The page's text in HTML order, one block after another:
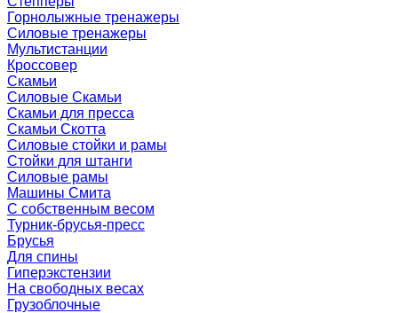
Горнолыжные тренажеры
Силовые тренажеры
Мультистанции
Кроссовер
Скамьи
Силовые Скамьи
Скамьи для пресса
Скамьи Скотта
Силовые стойки и рамы
Стойки для штанги
Силовые рамы
Машины Смита
C собственным весом
Турник-брусья-пресс
Брусья
Для спины
Гиперэкстензии
На свободных весах
Грузоблочные